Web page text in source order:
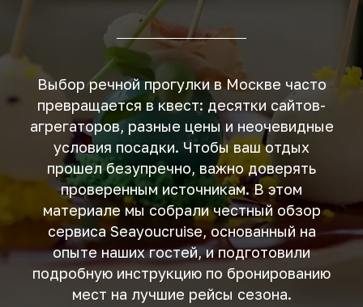
Выбор речной прогулки в Москве часто
превращается в квест: десятки сайтов-
агрегаторов, разные цены и неочевидные
условия посадки. Чтобы ваш отдых
прошел безупречно, важно доверять
проверенным источникам. В этом
материале мы собрали честный обзор
сервиса Seayoucruise, основанный на
опыте наших гостей, и подготовили
подробную инструкцию по бронированию
мест на лучшие рейсы сезона.